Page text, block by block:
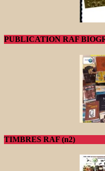
PUBLICATION RAF
TIMBRES RAF (n2)